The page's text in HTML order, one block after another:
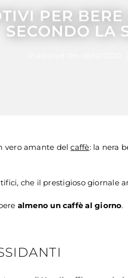
PER
SECONDO LA
vero amante delcaffè: la nera
che il prestigioso giornale
almeno un caffè al giorno.